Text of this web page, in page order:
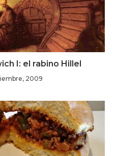
I: el rabino Hillel
2009